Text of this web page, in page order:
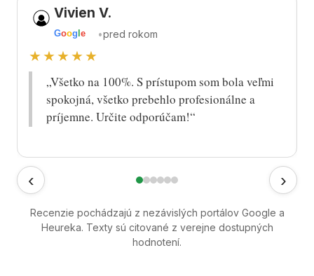
‹
Vivien V.
Goog le •pred rokom
★★★★★
„Všetko na 100%. S prístupom som bola veľmi
spokojná, všetko prebehlo profesionálne a
príjemne. Určite odporúčam!“
›
Recenzie pochádzajú z nezávislých portálov Google a
Heureka. Texty sú citované z verejne dostupných
hodnotení.